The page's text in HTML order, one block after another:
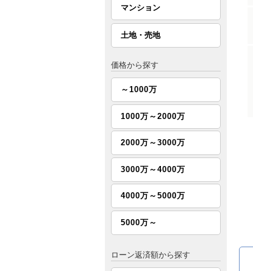
マンション
土地・売地
価格から探す
～1000万
1000万～2000万
2000万～3000万
3000万～4000万
4000万～5000万
5000万～
ローン返済額から探す